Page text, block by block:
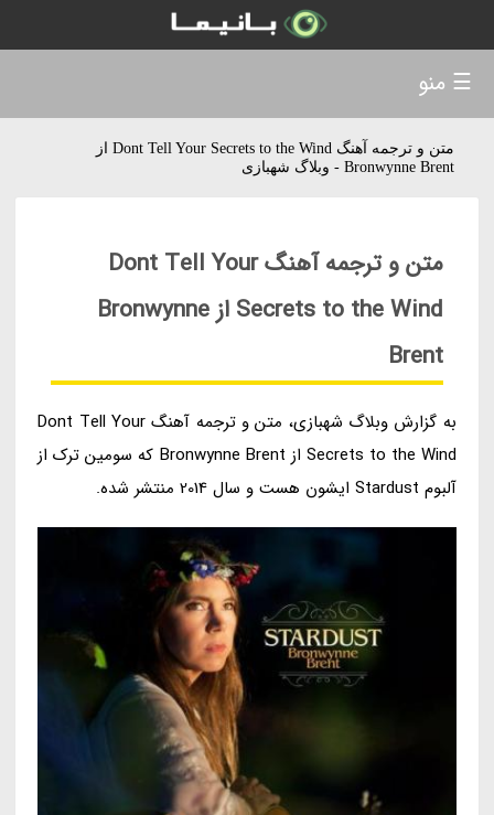
متن و ترجمه آهنگ Dont Tell Your Secrets to the Wind از
Bronwynne Brent - وبلاگ شهبازی
متن و ترجمه آهنگ Dont Tell Your
Secrets to the Wind از Bronwynne
Brent
به گزارش وبلاگ شهبازی، متن و ترجمه آهنگ Dont Tell Your
Secrets to the Wind از Bronwynne Brent که سومین ترک از
آلبوم Stardust ایشون هست و سال 2014 منتشر شده.
☰ منو